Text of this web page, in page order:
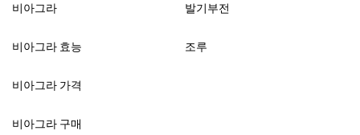
비아그라
비아그라 효능
비아그라 가격
비아그라 구매
발기부전
조루